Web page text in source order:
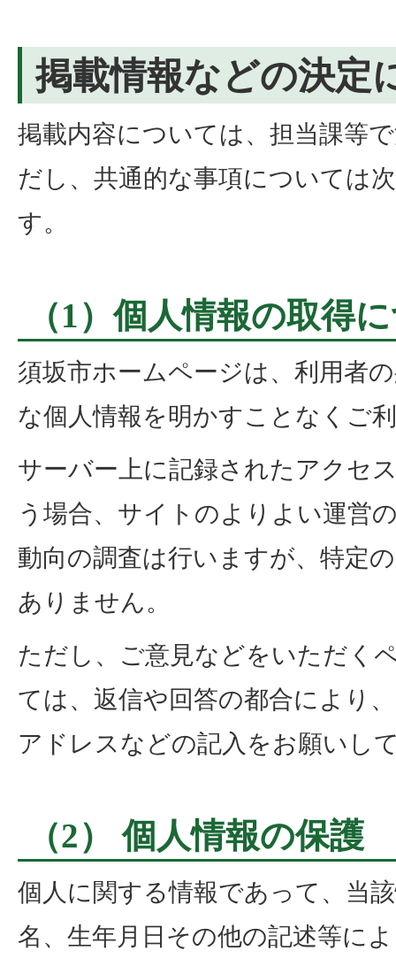
掲載情報などの決定
掲載内容については、担当課等
だし、共通的な事項については
す。
（1）個人情報の取得
須坂市ホームページは、利用者
な個人情報を明かすことなくご
サーバー上に記録されたアクセ
う場合、サイトのよりよい運営
動向の調査は行いますが、特定
ありません。
ただし、ご意見などをいただく
ては、返信や回答の都合により
アドレスなどの記入をお願いし
（2） 個人情報の保護
個人に関する情報であって、当
名、生年月日その他の記述等に